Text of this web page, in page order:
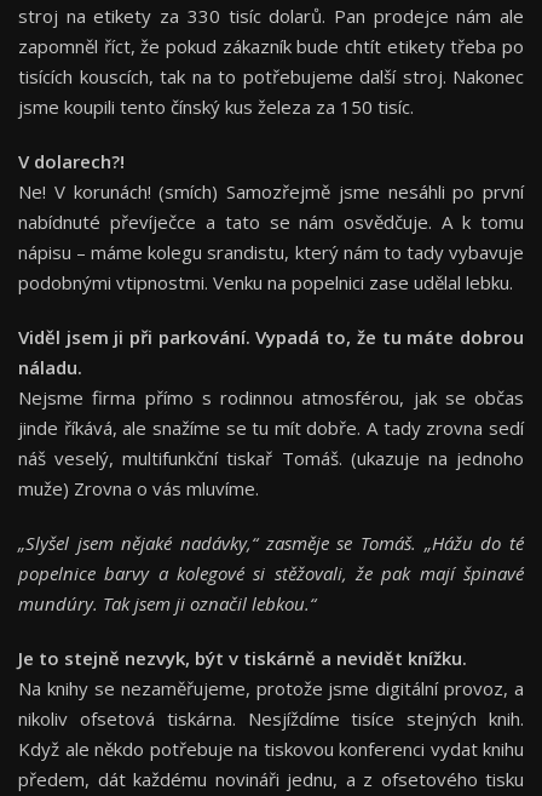
stroj na etikety za 330 tisíc dolarů. Pan prodejce nám ale
zapomněl říct, že pokud zákazník bude chtít etikety třeba po
tisících kouscích, tak na to potřebujeme další stroj. Nakonec
jsme koupili tento čínský kus železa za 150 tisíc.
V dolarech?!
Ne! V korunách! (smích) Samozřejmě jsme nesáhli po první
nabídnuté převíječce a tato se nám osvědčuje. A k tomu
nápisu – máme kolegu srandistu, který nám to tady vybavuje
podobnými vtipnostmi. Venku na popelnici zase udělal lebku.
Viděl jsem ji při parkování. Vypadá to, že tu máte dobrou
náladu.
Nejsme firma přímo s rodinnou atmosférou, jak se občas
jinde říkává, ale snažíme se tu mít dobře. A tady zrovna sedí
náš veselý, multifunkční tiskař Tomáš. (ukazuje na jednoho
muže) Zrovna o vás mluvíme.
„Slyšel jsem nějaké nadávky,“zasměje se Tomáš. „Hážu do té
popelnice barvy a kolegové si stěžovali, že pak mají špinavé
mundúry. Tak jsem ji označil lebkou.“
Je to stejně nezvyk, být v tiskárně a nevidět knížku.
Na knihy se nezaměřujeme, protože jsme digitální provoz, a
nikoliv ofsetová tiskárna. Nesjíždíme tisíce stejných knih.
Když ale někdo potřebuje na tiskovou konferenci vydat knihu
předem, dát každému novináři jednu, a z ofsetového tisku